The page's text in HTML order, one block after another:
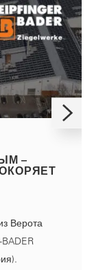
–
Верота